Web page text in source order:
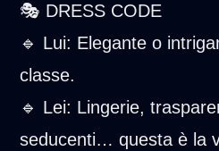
🎭 DRESS CODE
🔹 Lui: Elegante o
classe.
🔹 Lei: Lingerie,
seducenti… questa è la